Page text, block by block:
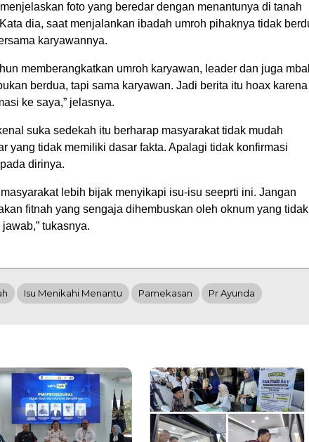
foto yang beredar dengan menantunya di tanah
dia, saat menjalankan ibadah umroh pihaknya tidak
karyawannya.
memberangkatkan umroh karyawan, leader dan juga
berdua, tapi sama karyawan. Jadi berita itu hoax karena
ke saya,” jelasnya.
suka sedekah itu berharap masyarakat tidak mudah
yang tidak memiliki dasar fakta. Apalagi tidak konfirmasi
dirinya.
lebih bijak menyikapi isu-isu seeprti ini. Jangan
fitnah yang sengaja dihembuskan oleh oknum yang tidak
tukasnya.
Isu Menikahi Menantu Pamekasan Pr Ayunda